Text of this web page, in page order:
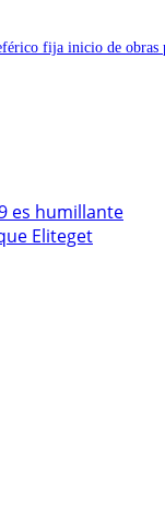
fija inicio de obras
es humillante
Eliteget